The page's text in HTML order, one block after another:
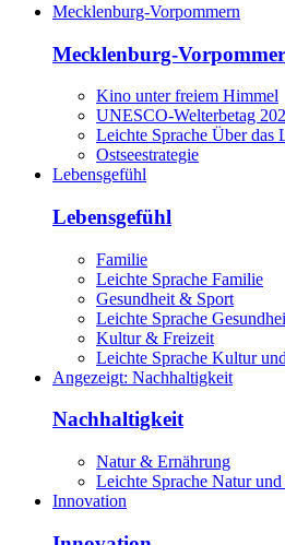
Mecklenburg-Vorpommern
Mecklenburg-
Kino unter freiem Himmel
UNESCO-Welterbetag
Leichte Sprache Über das
Ostseestrategie
Lebensgefühl
Lebensgefühl
Familie
Leichte Sprache Familie
Gesundheit & Sport
Leichte Sprache
Kultur & Freizeit
Leichte Sprache Kultur
Angezeigt: Nachhaltigkeit
Nachhaltigkeit
Natur & Ernährung
Leichte Sprache Natur
Innovation